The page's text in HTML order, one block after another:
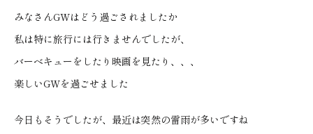
みなさんGWはどう過ごされましたか
私は特に旅行には行きませんでしたが、
バーベキューをしたり映画を見たり、、、
楽しいGWを過ごせました
今日もそうでしたが、最近は突然の雷雨が多いですね